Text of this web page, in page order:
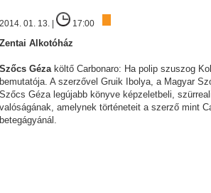
2014. 01. 13. | 17:00
Zentai Alkotóház
Szőcs Gézaköltő Carbonaro: Ha polip szuszog
bemutatója. A szerzővel Gruik Ibolya, a Magyar
Szőcs Géza legújabb könyve képzeletbeli,
valóságának, amelynek történeteit a szerző mint
betegágyánál.